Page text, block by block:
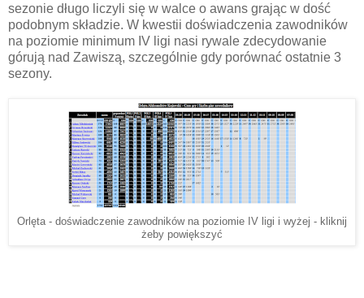
sezonie długo liczyli się w walce o awans grając w dość
podobnym składzie. W kwestii doświadczenia zawodników
na poziomie minimum IV ligi nasi rywale zdecydowanie
górują nad Zawiszą, szczególnie gdy porównać ostatnie 3
sezony.
Orlęta - doświadczenie zawodników na poziomie IV ligi i wyżej - kliknij
żeby powiększyć